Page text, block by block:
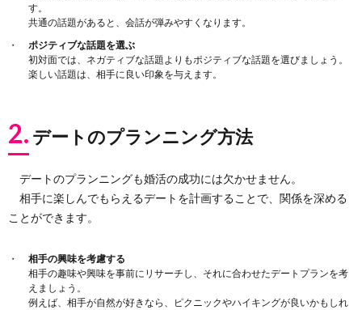
す。
共通の話題があると、会話が弾みやすくなります。
ポジティブな話題を選ぶ
初対面では、ネガティブな話題よりもポジティブな話題を選びましょう。
楽しい話題は、相手に良い印象を与えます。
2. デートのプランニング方法
デートのプランニングも婚活の成功には欠かせません。
相手に楽しんでもらえるデートを計画することで、関係を深める
ことができます。
相手の興味を考慮する
相手の趣味や興味を事前にリサーチし、それに合わせたデートプランを考
えましょう。
例えば、相手が自然が好きなら、ピクニックやハイキングが良いかもしれ